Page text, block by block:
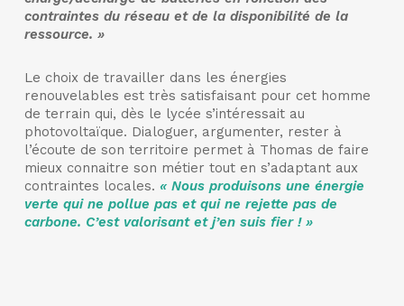
contraintes du réseau et de la disponibilité de la
ressource. »
Le choix de travailler dans les énergies
renouvelables est très satisfaisant pour cet homme
de terrain qui, dès le lycée s’intéressait au
photovoltaïque. Dialoguer, argumenter, rester à
l’écoute de son territoire permet à Thomas de faire
mieux connaitre son métier tout en s’adaptant aux
contraintes locales. « Nous produisons une énergie
verte qui ne pollue pas et qui ne rejette pas de
carbone. C’est valorisant et j’en suis fier ! »